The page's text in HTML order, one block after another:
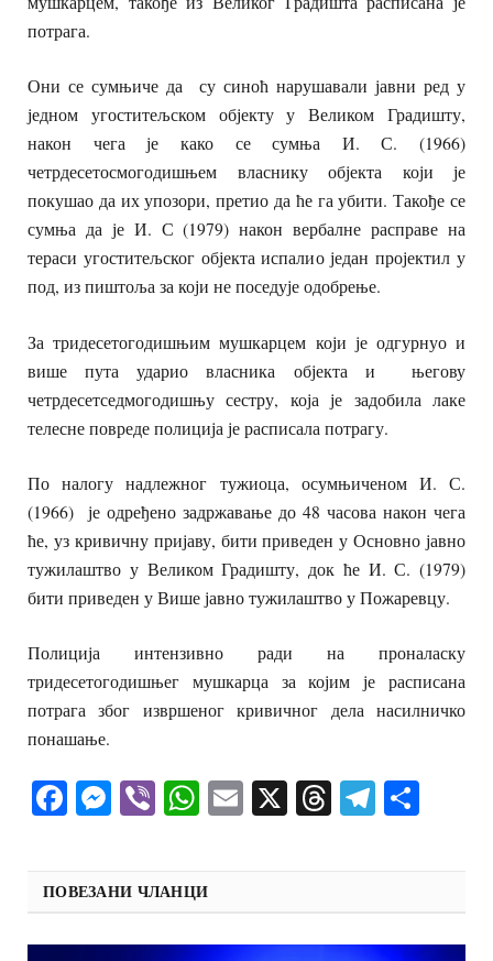
потрага.
Они се сумњиче да су синоћ нарушавали јавни ред у
једном угоститељском објекту у Великом Градишту,
након чега је како се сумња И. С. (1966)
четрдесетосмогодишњем власнику објекта који је
покушао да их упозори, претио да ће га убити. Такође се
сумња да је И. С (1979) након вербалне расправе на
тераси угоститељског објекта испалио један пројектил у
под, из пиштоља за који не поседује одобрење.
За тридесетогодишњим мушкарцем који је одгурнуо и
више пута ударио власника објекта и његову
четрдесетседмогодишњу сестру, која је задобила лаке
телесне повреде полиција је расписала потрагу.
По налогу надлежног тужиоца, осумњиченом И. С.
(1966) је одређено задржавање до 48 часова након чега
ће, уз кривичну пријаву, бити приведен у Основно јавно
тужилаштво у Великом Градишту, док ће И. С. (1979)
бити приведен у Више јавно тужилаштво у Пожаревцу.
Полиција интензивно ради на проналаску
тридесетогодишњег мушкарца за којим је расписана
потрага због извршеног кривичног дела насилничко
понашање.
Facebook
Messenger
ViberWhatsApp
Email
X Threads
ПОВЕЗАНИ ЧЛАНЦИ